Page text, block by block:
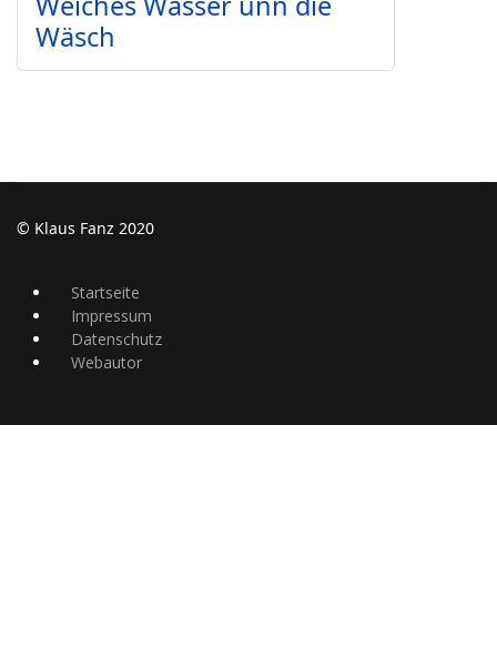
Wäsch
© Klaus Fanz 2020
Startseite
Impressum
Datenschutz
Webautor